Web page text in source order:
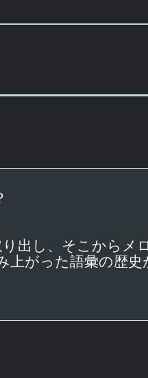
出し、そこから
がった語彙の歴